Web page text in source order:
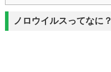
ノロウイルスってなに？